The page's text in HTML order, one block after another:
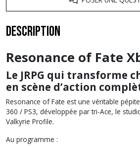
Description
Resonance of Fate
Le JRPG qui transforme
en scène d’action
Resonance of Fate est une véritable
360 / PS3, développée par tri-Ace, le
Valkyrie Profile.
Au programme :